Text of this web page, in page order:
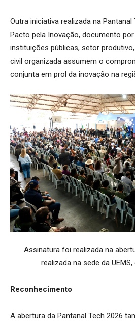
Outra iniciativa realizada na
Pacto pela Inovação, documento
instituições públicas, setor
civil organizada assumem o
conjunta em prol da inovação na
Assinatura foi realizada na
realizada na sede da
Reconhecimento
A abertura da Pantanal Tech 2026